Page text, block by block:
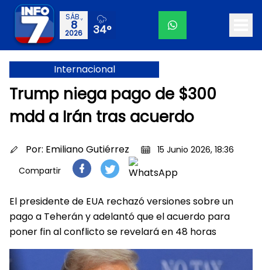
SÁB.,
8
2026 34°
Internacional
Trump niega pago de $300
mdd a Irán tras acuerdo
Por: Emiliano Gutiérrez
15 Junio 2026, 18:36
Compartir
El presidente de EUA rechazó versiones sobre un
pago a Teherán y adelantó que el acuerdo para
poner fin al conflicto se revelará en 48 horas